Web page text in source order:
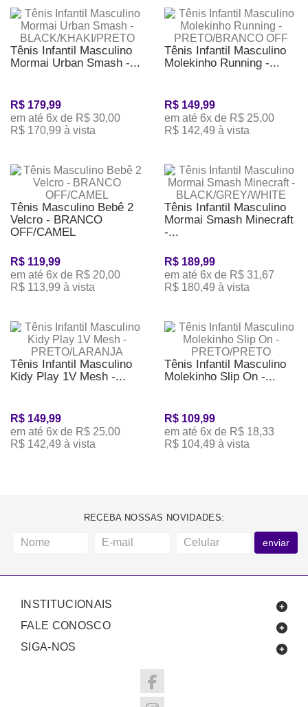
Tênis Infantil Masculino
Mormai Urban Smash -...
R$ 179,99
em até 6x de R$ 30,00
R$ 170,99 à vista
Tênis Infantil Masculino
Molekinho Running -...
R$ 149,99
em até 6x de R$ 25,00
R$ 142,49 à vista
Tênis Masculino Bebê 2
Velcro - BRANCO
OFF/CAMEL
R$ 119,99
em até 6x de R$ 20,00
R$ 113,99 à vista
Tênis Infantil Masculino
Mormai Smash Minecraft
-...
R$ 189,99
em até 6x de R$ 31,67
R$ 180,49 à vista
Tênis Infantil Masculino
Kidy Play 1V Mesh -...
R$ 149,99
em até 6x de R$ 25,00
R$ 142,49 à vista
Tênis Infantil Masculino
Molekinho Slip On -...
R$ 109,99
em até 6x de R$ 18,33
R$ 104,49 à vista
RECEBA NOSSAS NOVIDADES:
enviar
INSTITUCIONAIS
FALE CONOSCO
SIGA-NOS